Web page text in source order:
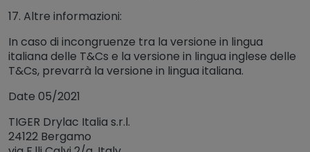
17. Altre informazioni:
In caso di incongruenze tra la versione in lingua
italiana delle T&Cs e la versione in lingua inglese delle
T&Cs, prevarrà la versione in lingua italiana.
Date 05/2021
TIGER Drylac Italia s.r.l.
24122 Bergamo